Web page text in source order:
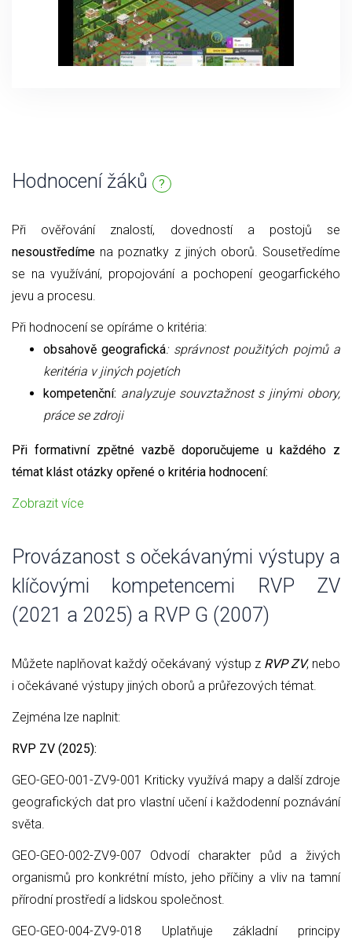
Hodnocení žáků ?
Při ověřování znalostí, dovedností a postojů se
nesoustředíme na poznatky z jiných oborů. Sousetředíme
se na využívání, propojování a pochopení geogarfického
jevu a procesu.
Při hodnocení se opíráme o kritéria:
obsahově geografická: správnost použitých pojmů a
keritéria v jiných pojetích
kompetenční: analyzuje souvztažnost s jinými obory,
práce se zdroji
Při formativní zpětné vazbě doporučujeme u každého z
témat klást otázky opřené o kritéria hodnocení:
Zobrazit více
Provázanost s očekávanými výstupy a
klíčovými kompetencemi RVP ZV
(2021 a 2025) a RVP G (2007)
Můžete naplňovat každý očekávaný výstup z RVP ZV, nebo
i očekávané výstupy jiných oborů a průřezových témat.
Zejména lze naplnit:
RVP ZV (2025):
GEO-GEO-001-ZV9-001 Kriticky využívá mapy a další zdroje
geografických dat pro vlastní učení i každodenní poznávání
světa.
GEO-GEO-002-ZV9-007 Odvodí charakter půd a živých
organismů pro konkrétní místo, jeho příčiny a vliv na tamní
přírodní prostředí a lidskou společnost.
GEO-GEO-004-ZV9-018 Uplatňuje základní principy